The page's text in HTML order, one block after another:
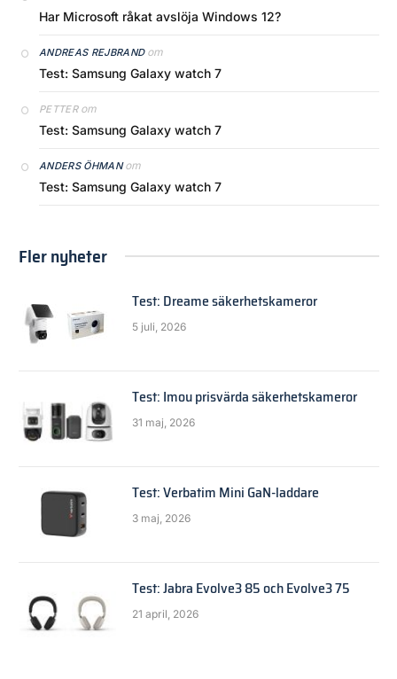
Har Microsoft råkat avslöja Windows 12?
ANDREAS REJBRANDom
Test: Samsung Galaxy watch 7
PETTERom
Test: Samsung Galaxy watch 7
ANDERS ÖHMANom
Test: Samsung Galaxy watch 7
Fler nyheter
Test: Dreame säkerhetskameror
5 juli, 2026
Test: Imou prisvärda säkerhetskameror
31 maj, 2026
Test: Verbatim Mini GaN-laddare
3 maj, 2026
Test: Jabra Evolve3 85 och Evolve3 75
21 april, 2026